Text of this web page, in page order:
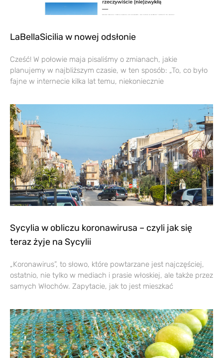
LaBellaSicilia w nowej odsłonie
Cześć! W połowie maja pisaliśmy o zmianach, jakie
planujemy w najbliższym czasie, w ten sposób: „To, co było
fajne w internecie kilka lat temu, niekoniecznie
Sycylia w obliczu koronawirusa – czyli jak się
teraz żyje na Sycylii
„Koronawirus”, to słowo, które powtarzane jest najczęściej,
ostatnio, nie tylko w mediach i prasie włoskiej, ale także przez
samych Włochów. Zapytacie, jak to jest mieszkać